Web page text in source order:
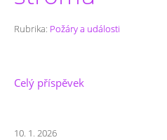
Rubrika: Požáry a události
Celý příspěvek
10. 1. 2026